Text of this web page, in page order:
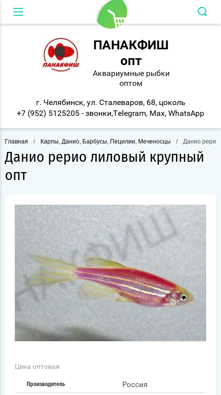
Вход в кабинет
ПАНАКФИШ
опт
Аквариумные рыбки
оптом
г. Челябинск, ул. Сталеваров, 68, цоколь
+7 (952) 5125205 - звонки,Telegram, Max, WhatsApp
Главная / Карпы, Данио, Барбусы, Пецилии, Меченосцы / Данио рерио
Данио рерио лиловый крупный
опт
Цена оптовая
Производитель Россия